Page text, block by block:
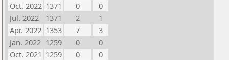
Oct. 2022 1371 0
0
Jul. 2022
1371 2
1
Apr. 2022 1353 7
3
Jan. 2022 1259 0
0
Oct. 2021 1259 0
0